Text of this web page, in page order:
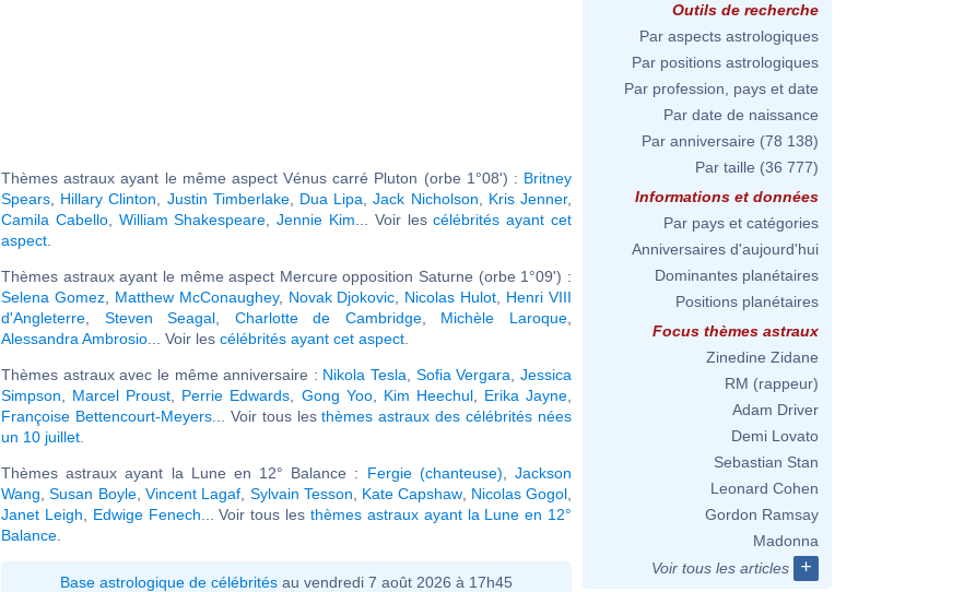
Thèmes astraux ayant le même aspect Vénus carré Pluton (orbe 1°08') : Britney
Spears
Hillary Clinton Justin Timberlake, Dua Lipa ,Jack Nicholson Kris Jenner,
Camila Cabello, William Shakespeare ,Jennie Kim ... Voir lescélébrités ayant cet
aspect
Thèmes astraux ayant le même aspect Mercure opposition Saturne (orbe 1°09') :
Selena Gomez, Matthew McConaughey, Novak Djokovic Nicolas Hulot
Henri VIII
d'Angleterre
Steven Seagal Charlotte de Cambridge, Michèle Laroque
Alessandra Ambrosio ... Voir les célébrités ayant cet aspect
Thèmes astraux avec le même anniversaire : Nikola Tesla Sofia Vergara ,Jessica
Simpson
Marcel Proust Perrie Edwards Gong Yoo, Kim Heechul, Erika Jayne
Françoise Bettencourt-Meyers... Voir tous lesthèmes astraux des célébrités nées
un 10 juillet
Thèmes astraux ayant la Lune en 12° Balance : Fergie (chanteuse) ,Jackson
Wang ,Susan Boyle, Vincent Lagaf Sylvain Tesson Kate Capshaw, Nicolas Gogol
Janet Leigh
Edwige Fenech ... Voir tous les thèmes astraux ayant la Lune en 12°
Balance
Base astrologique de célébrités au vendredi 7 août 2026 à 17h45
Outils de recherche
Par aspects astrologiques
Par positions astrologiques
Par profession, pays et date
Par date de naissance
Par anniversaire (78 138)
Par taille (36 777)
Informations et données
Par pays et catégories
Anniversaires d'aujourd'hui
Dominantes planétaires
Positions planétaires
Focus thèmes astraux
Zinedine Zidane
RM (rappeur)
Adam Driver
Demi Lovato
Sebastian Stan
Leonard Cohen
Gordon Ramsay
Madonna
Voir tous les articles
+